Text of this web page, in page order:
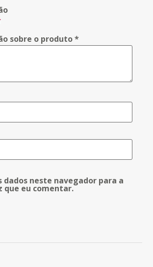
sobre o produto*
dados neste navegador para a
que eu comentar.